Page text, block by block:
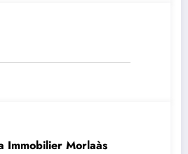
Immobilier Morlaàs